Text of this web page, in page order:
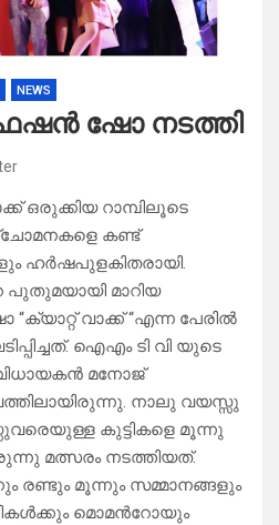
NEWS
ഷോ നടത്തി
ഒരുക്കിയ റാമ്പിലൂടെ
കണ്ട്
ഹർഷപുളകിതരായി.
പുതുമയായി മാറിയ
വാക്ക് “എന്ന പേരിൽ
ഐഎം ടി വി യുടെ
മനോജ്
നാലു വയസ്സു
കുട്ടികളെ മൂന്നു
മത്സരം നടത്തിയത്.
രണ്ടും മൂന്നും സമ്മാനങ്ങളും
മൊമൻറോയും